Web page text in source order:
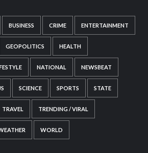
BUSINESS CRIME ENTERTAINMENT
GEOPOLITICS HEALTH
NATIONAL NEWSBEAT
SCIENCE SPORTS STATE
TRAVEL TRENDING / VIRAL
WORLD